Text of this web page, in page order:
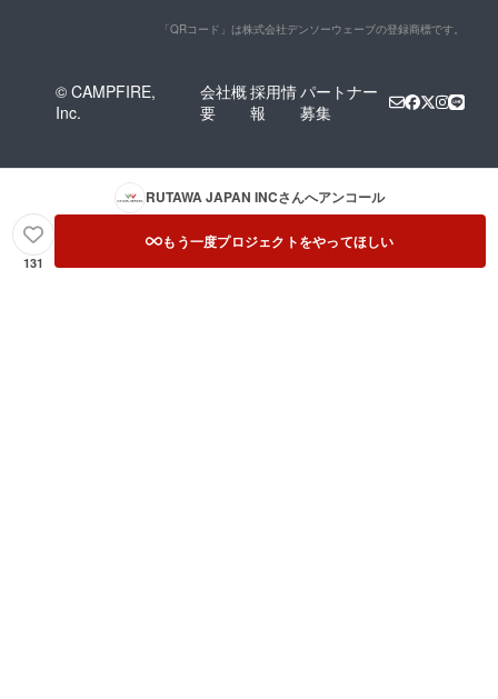
「QRコード」は株式会社デンソーウェーブの登録商標です。
© CAMPFIRE,
Inc.
会社概
要
採用情
報
パートナー
募集
RUTAWA JAPAN INCさんへアンコール
131
もう一度プロジェクトをやってほしい